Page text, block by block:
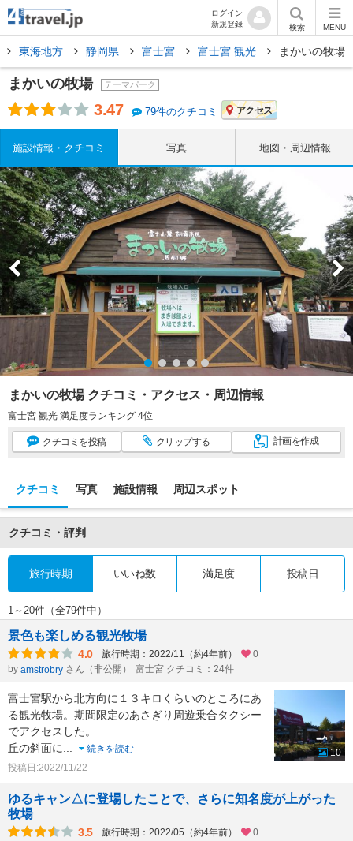
ログイン
新規登録
検索 MENU
東海地方 静岡県 富士宮 富士宮 観光 まかいの牧場
まかいの牧場 テーマパーク
3.47 79件のクチコミ アクセス
施設情報・クチコミ 写真 地図・周辺情報
まかいの牧場 クチコミ・アクセス・周辺情報
富士宮 観光 満足度ランキング 4位
クチコミ を投稿 クリップする 計画を作成
クチコミ 写真 施設情報 周辺スポット
クチコミ・評判
旅行時期 いいね数 満足度 投稿日
1～20件（全79件中）
景色も楽しめる観光牧場
4.0 旅行時期：2022/11（約4年前）
0
by amstrobry さん（非公開） 富士宮 クチコミ：24件
富士宮駅から北方向に１３キロくらいのところにあ
る観光牧場。期間限定のあさぎり周遊乗合タクシー
でアクセスした。
丘の斜面に...
続きを読む
投稿日:2022/11/22
10
ゆるキャン△に登場したことで、さらに知名度が上がった
牧場
3.5 旅行時期：2022/05（約4年前）
0